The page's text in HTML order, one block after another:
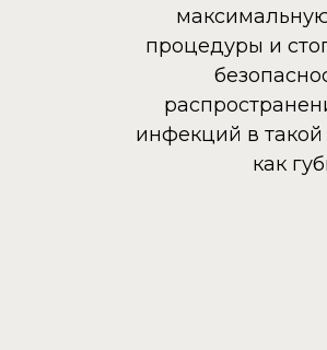
процедуры и
инфекций в
как